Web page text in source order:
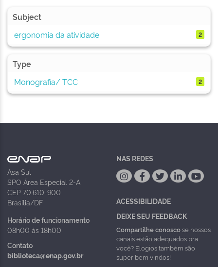
Subject
ergonomia da atividade
2
Type
Monografia/ TCC
2
Asa Sul
SPO Área Especial 2-A
CEP 70.610-900
Brasília/DF
Horário de funcionamento
08h00 às 18h00
Contato
biblioteca@enap.gov.br
NAS REDES
ACESSIBILIDADE
DEIXE SEU FEEDBACK
Compartilhe conoscose nossos
canais estão adequados pra
você? Elogios também são
super bem vindos!